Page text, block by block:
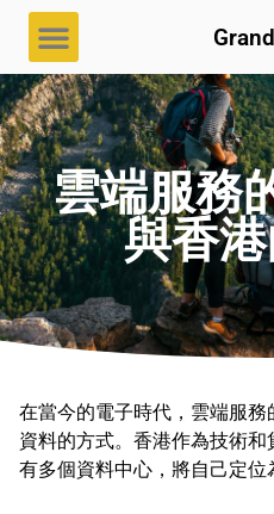
雲端服務
與香
在當今的電子時代，雲端服
資料的方式。香港作為技術
有多個資料中心，將自己定位